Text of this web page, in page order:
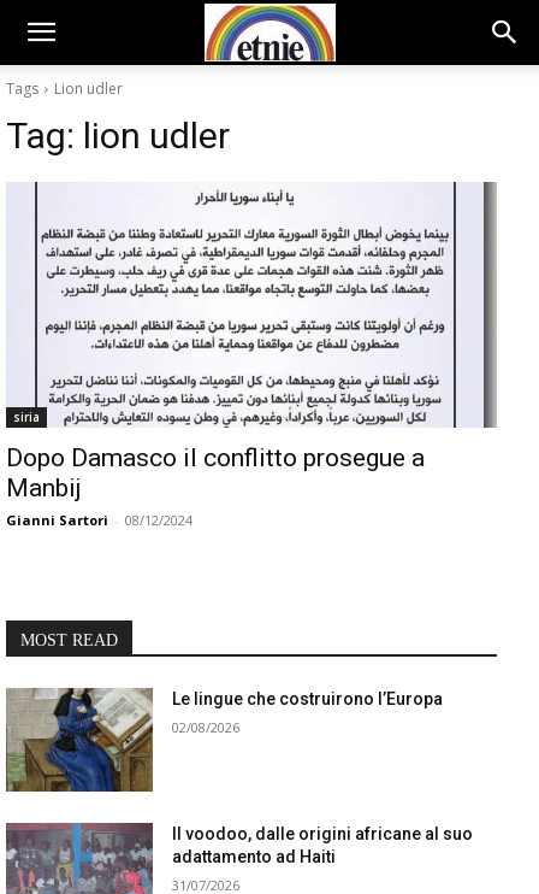
Tags Lion udler
Tag: lion udler
siria
Dopo Damasco il conflitto prosegue a
Manbij
Gianni Sartori - 08/12/2024
MOST READ
Le lingue che costruirono l’Europa
02/08/2026
Il voodoo, dalle origini africane al suo
adattamento ad Haiti
31/07/2026